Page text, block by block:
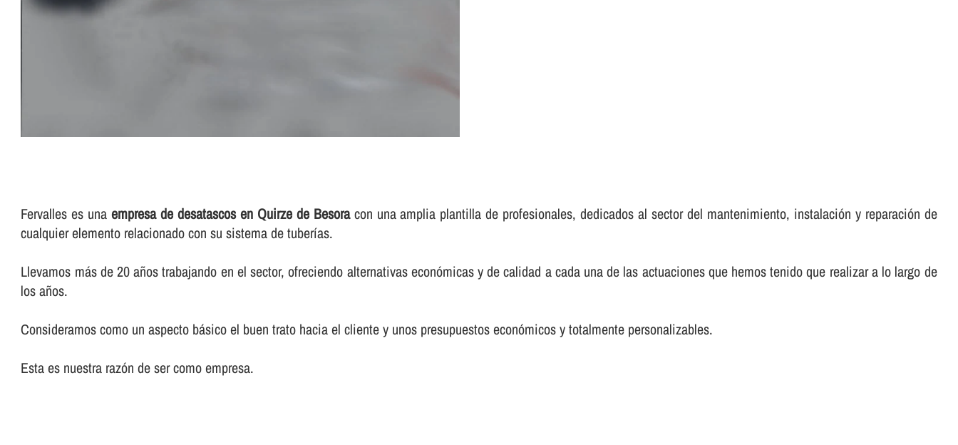
Fervalles es unaempresa de desatascos en Quirze de Besoracon una amplia plantilla de profesionales, dedicados al sector del mantenimiento, instalación y reparación de
cualquier elemento relacionado con su sistema de tuberí­as.
Llevamos más de 20 años trabajando en el sector, ofreciendo alternativas económicas y de calidad a cada una de las actuaciones que hemos tenido que realizar a lo largo de
los años.
Consideramos como un aspecto básico el buen trato hacia el cliente y unos presupuestos económicos y totalmente personalizables.
Esta es nuestra razón de ser como empresa.